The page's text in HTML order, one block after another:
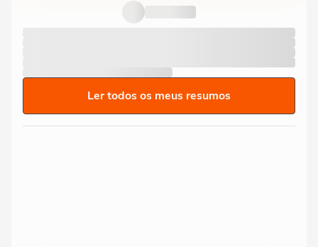
Ler todos os meus resumos